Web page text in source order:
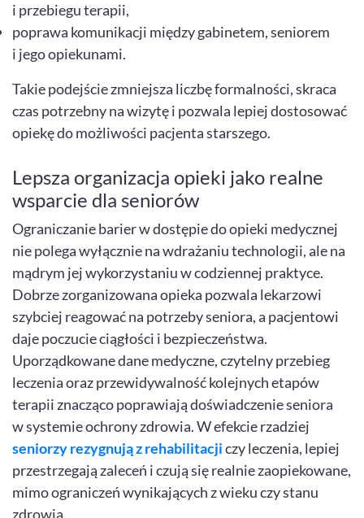
i przebiegu terapii,
poprawa komunikacji między gabinetem, seniorem
i jego opiekunami.
Takie podejście zmniejsza liczbę formalności, skraca
czas potrzebny na wizytę i pozwala lepiej dostosować
opiekę do możliwości pacjenta starszego.
Lepsza organizacja opieki jako realne
wsparcie dla seniorów
Ograniczanie barier w dostępie do opieki medycznej
nie polega wyłącznie na wdrażaniu technologii, ale na
mądrym jej wykorzystaniu w codziennej praktyce.
Dobrze zorganizowana opieka pozwala lekarzowi
szybciej reagować na potrzeby seniora, a pacjentowi
daje poczucie ciągłości i bezpieczeństwa.
Uporządkowane dane medyczne, czytelny przebieg
leczenia oraz przewidywalność kolejnych etapów
terapii znacząco poprawiają doświadczenie seniora
w systemie ochrony zdrowia. W efekcie rzadziej
seniorzy rezygnują z rehabilitacjiczy leczenia, lepiej
przestrzegają zaleceń i czują się realnie zaopiekowane,
mimo ograniczeń wynikających z wieku czy stanu
zdrowia.